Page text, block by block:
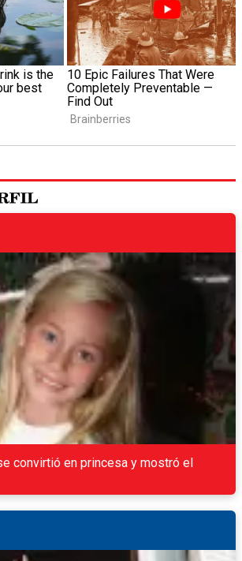
convirtió en princesa y mostró el